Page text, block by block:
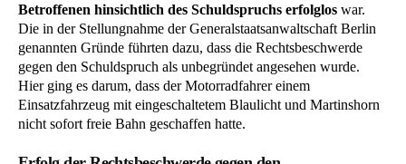
Betroffenen hinsichtlich des Schuldspruchs erfolglos war.
Die in der Stellungnahme der Generalstaatsanwaltschaft Berlin
genannten Gründe führten dazu, dass die Rechtsbeschwerde
gegen den Schuldspruch als unbegründet angesehen wurde.
Hier ging es darum, dass der Motorradfahrer einem
Einsatzfahrzeug mit eingeschaltetem Blaulicht und Martinshorn
nicht sofort freie Bahn geschaffen hatte.